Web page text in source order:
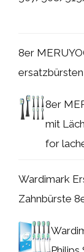
8er
8er
mit
for
Wardimark
Zahnbürste